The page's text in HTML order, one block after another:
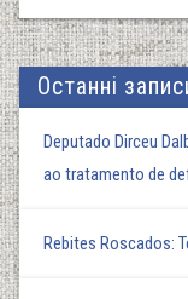
Останні
Deputado Dirceu
ao tratamento de
Rebites Roscados: